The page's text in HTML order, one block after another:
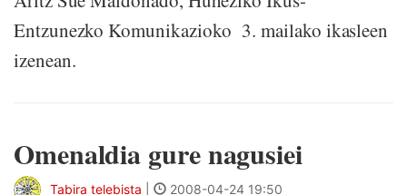
Entzunezko Komunikazioko 3. mailako ikasleen
izenean.
Omenaldia gure nagusiei
Tabira telebista 2008-04-24 19:50